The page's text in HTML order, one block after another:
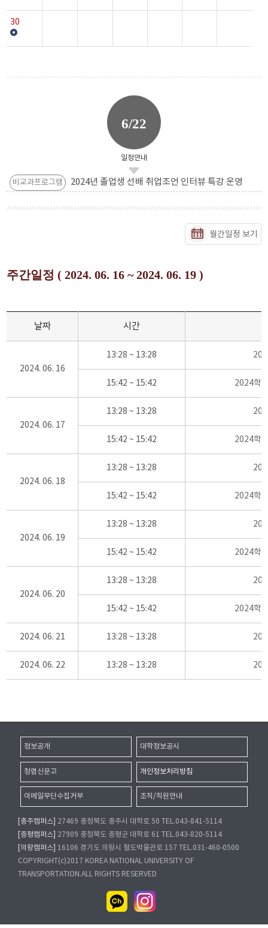
30
6/22
일정안내
비교과프로그램 2024년 졸업생 선배 취업조언 인터뷰 특강 운영
월간일정 보기
주간일정 ( 2024. 06. 16 ~ 2024. 06. 19 )
날짜 시간
2024. 06. 16
13:28 ~ 13:28
15:42 ~ 15:42 2024학
2024. 06. 17
13:28 ~ 13:28
15:42 ~ 15:42 2024학
2024. 06. 18
13:28 ~ 13:28
15:42 ~ 15:42 2024학
2024. 06. 19
13:28 ~ 13:28
15:42 ~ 15:42 2024학
2024. 06. 20
13:28 ~ 13:28
15:42 ~ 15:42 2024학
2024. 06. 21 13:28 ~ 13:28
2024. 06. 22 13:28 ~ 13:28
정보공개 대학정보공시
청렴신문고 개인정보처리방침
이메일무단수집거부 조직/직원안내
[충주캠퍼스]
27469 충청북도 충주시 대학로 50 TEL.043-841-5114
[증평캠퍼스]
27909 충청북도 증평군 대학로 61 TEL.043-820-5114
[의왕캠퍼스]
16106 경기도 의왕시 철도박물관로 157 TEL.031-460-0500
COPYRIGHT(c)2017 KOREA NATIONAL UNIVERSITY OF
TRANSPORTATION.ALL RIGHTS RESERVED